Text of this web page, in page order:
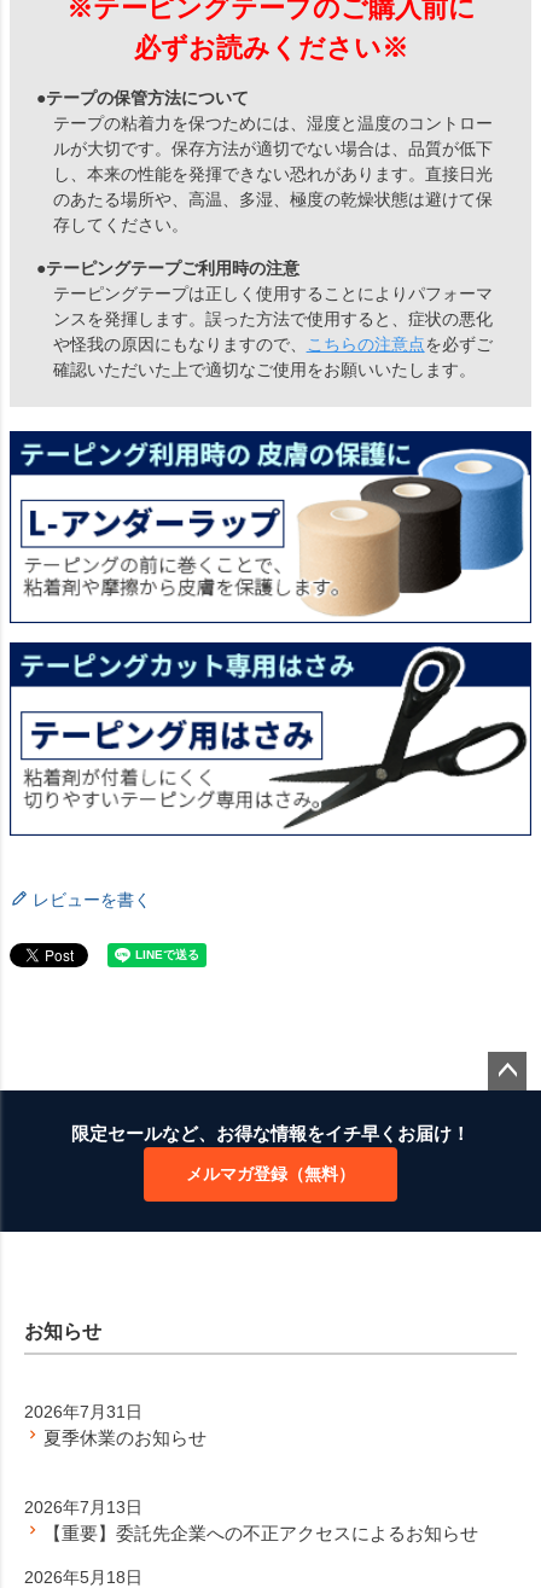
※テーピングテープのご購入前に
必ずお読みください※
●テープの保管方法について
テープの粘着力を保つためには、湿度と温度のコントロー
ルが大切です。保存方法が適切でない場合は、品質が低下
し、本来の性能を発揮できない恐れがあります。直接日光
のあたる場所や、高温、多湿、極度の乾燥状態は避けて保
存してください。
●テーピングテープご利用時の注意
テーピングテープは正しく使用することによりパフォーマ
ンスを発揮します。誤った方法で使用すると、症状の悪化
や怪我の原因にもなりますので、 こちらの注意点を必ずご
確認いただいた上で適切なご使用をお願いいたします。
レビューを書く
限定セールなど、お得な情報をイチ早くお届け！
メルマガ登録（無料）
お知らせ
2026年7月31日
夏季休業のお知らせ
2026年7月13日
【重要】委託先企業への不正アクセスによるお知らせ
2026年5月18日